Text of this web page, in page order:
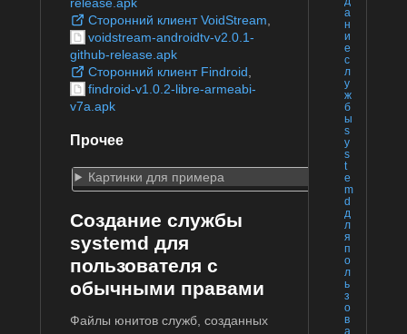
а
н
и
е
с
л
у
ж
б
ы
s
y
s
t
e
m
d
д
л
я
п
о
л
ь
з
о
в
Сторонний клиент VoidStream
voidstream-androidtv-v2.0.1-
github-release.apk
Сторонний клиент Findroid
findroid-v1.0.2-libre-armeabi-
v7a.apk
Прочее
Картинки для примера
Создание службы
systemd для
пользователя с
обычными правами
Файлы юнитов служб, созданных